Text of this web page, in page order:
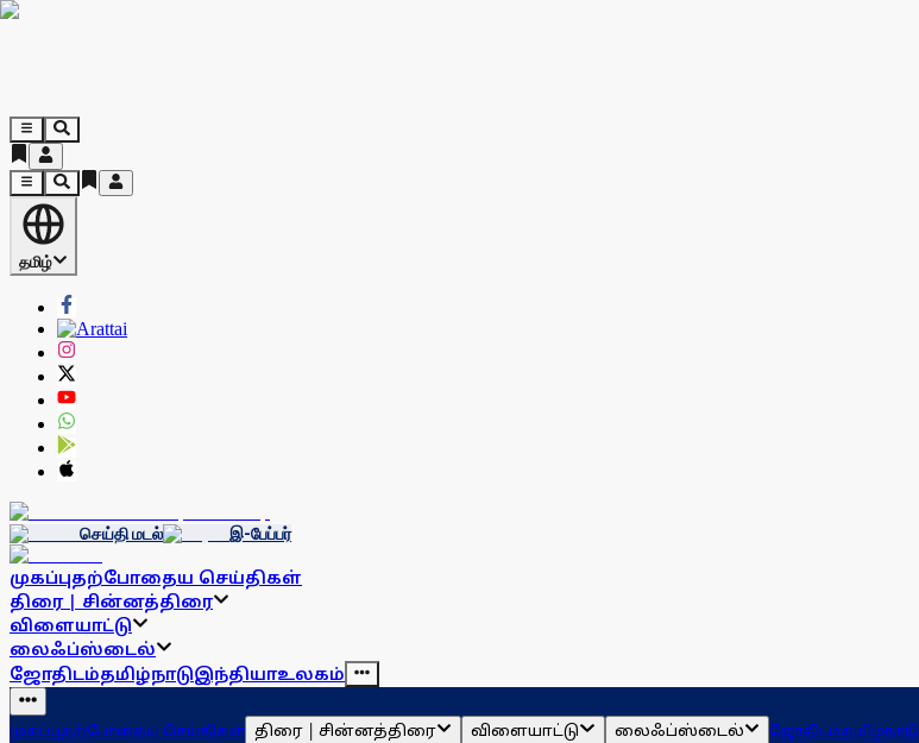
தமிழ்
செய்தி மடல் இ-பேப்பர்
முகப்புதற்போதைய செய்திகள்
திரை | சின்னத்திரை
விளையாட்டு
லைஃப்ஸ்டைல்
ஜோதிடம்தமிழ்நாடுஇந்தியாஉலகம்
முகப்புதற்போதைய செய்திகள் திரை | சின்னத்திரை விளையாட்டு லைஃப்ஸ்டைல் ஜோதிடம்தமிழ்நாடு